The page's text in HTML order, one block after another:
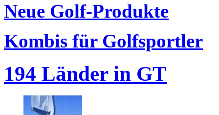
Neue Golf-Produkte
Kombis für Golfsportler
194 Länder in GT